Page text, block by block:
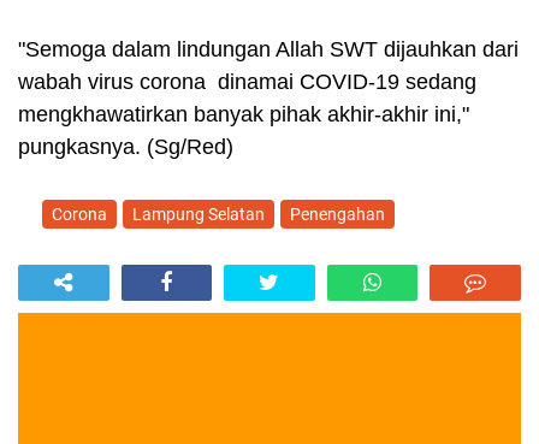
"Semoga dalam lindungan Allah SWT dijauhkan dari
wabah virus corona dinamai COVID-19 sedang
mengkhawatirkan banyak pihak akhir-akhir ini,"
pungkasnya. (Sg/Red)
Corona Lampung Selatan Penengahan